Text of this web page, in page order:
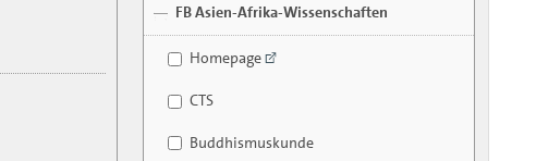
FB Asien-Afrika-Wissenschaften
Homepage
CTS
Buddhismuskunde